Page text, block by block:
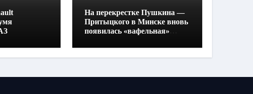
На перекрестке Пушкина —
Притыцкого в Минске вновь
появилась «вафельная»